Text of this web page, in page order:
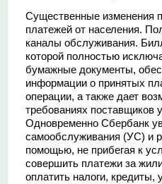
Существенные изменения
платежей от населения.
каналы обслуживания.
которой полностью
бумажные документы,
информации о принятых
операции, а также дает
требованиях поставщиков
Одновременно Сбербанк
самообслуживания (УС) и
помощью, не прибегая к
совершить платежи за
оплатить налоги, кредиты,